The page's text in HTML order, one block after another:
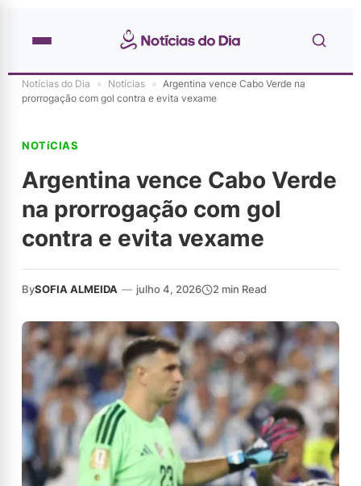
Notícias do Dia » Notícias » Argentina vence Cabo Verde na
prorrogação com gol contra e evita vexame
NOTíCIAS
Argentina vence Cabo Verde
na prorrogação com gol
contra e evita vexame
BySOFIA ALMEIDA — julho 4, 2026 2 min Read